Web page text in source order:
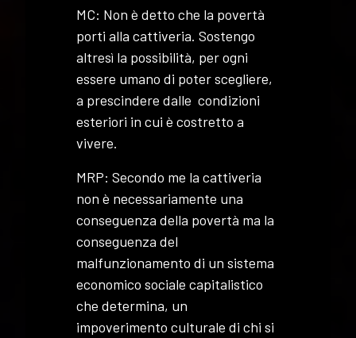
MC: Non è detto che la povertà
porti alla cattiveria. Sostengo
altresì la possibilità, per ogni
essere umano di poter scegliere,
a prescindere dalle condizioni
esteriori in cui è costretto a
vivere.
MRP: Secondo me la cattiveria
non è necessariamente una
conseguenza della povertà ma la
conseguenza del
malfunzionamento di un sistema
economico sociale capitalistico
che determina, un
impoverimento culturale di chi si